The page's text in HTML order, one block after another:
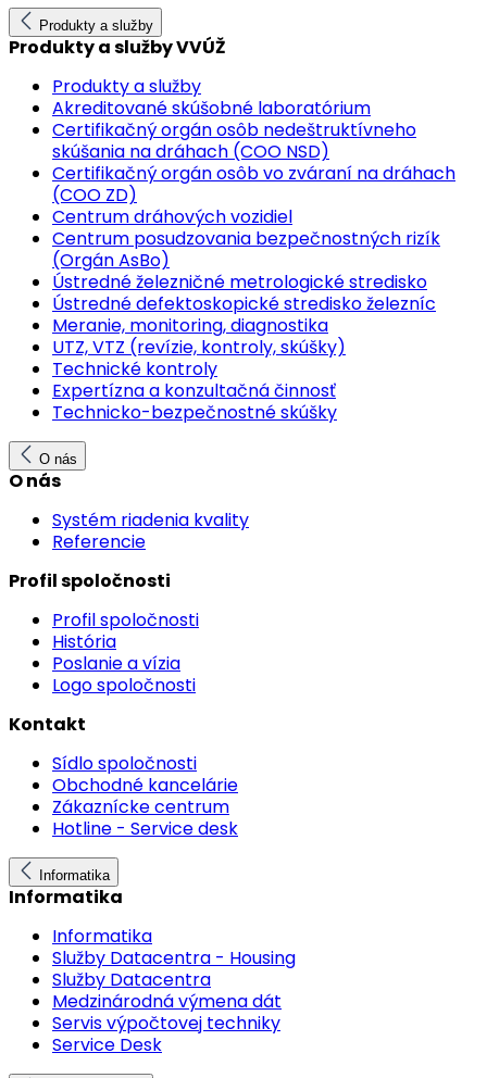
Produkty a služby
Produkty a služby VVÚŽ
Produkty a služby
Akreditované skúšobné laboratórium
Certifikačný orgán osôb nedeštruktívneho
skúšania na dráhach (COO NSD)
Certifikačný orgán osôb vo zváraní na dráhach
(COO ZD)
Centrum dráhových vozidiel
Centrum posudzovania bezpečnostných rizík
(Orgán AsBo)
Ústredné železničné metrologické stredisko
Ústredné defektoskopické stredisko železníc
Meranie, monitoring, diagnostika
UTZ, VTZ (revízie, kontroly, skúšky)
Technické kontroly
Expertízna a konzultačná činnosť
Technicko-bezpečnostné skúšky
O nás
O nás
Systém riadenia kvality
Referencie
Profil spoločnosti
Profil spoločnosti
História
Poslanie a vízia
Logo spoločnosti
Kontakt
Sídlo spoločnosti
Obchodné kancelárie
Zákaznícke centrum
Hotline - Service desk
Informatika
Informatika
Informatika
Služby Datacentra - Housing
Služby Datacentra
Medzinárodná výmena dát
Servis výpočtovej techniky
Service Desk